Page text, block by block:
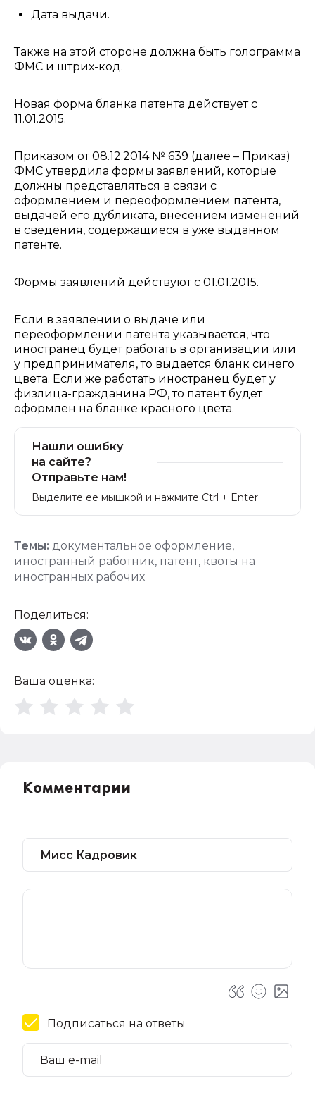
Дата выдачи.
Также на этой стороне должна быть голограмма
ФМС и штрих-код.
Новая форма бланка патента действует с
11.01.2015.
Приказом от 08.12.2014 № 639 (далее – Приказ)
ФМС утвердила формы заявлений, которые
должны представляться в связи с
оформлением и переоформлением патента,
выдачей его дубликата, внесением изменений
в сведения, содержащиеся в уже выданном
патенте.
Формы заявлений действуют с 01.01.2015.
Если в заявлении о выдаче или
переоформлении патента указывается, что
иностранец будет работать в организации или
у предпринимателя, то выдается бланк синего
цвета. Если же работать иностранец будет у
физлица-гражданина РФ, то патент будет
оформлен на бланке красного цвета.
Нашли ошибку
на сайте?
Отправьте нам!
Выделите ее мышкой и нажмите Ctrl + Enter
Темы: документальное оформление,
иностранный работник, патент, квоты на
иностранных рабочих
Поделиться:
Ваша оценка:
Комментарии
Подписаться на ответы